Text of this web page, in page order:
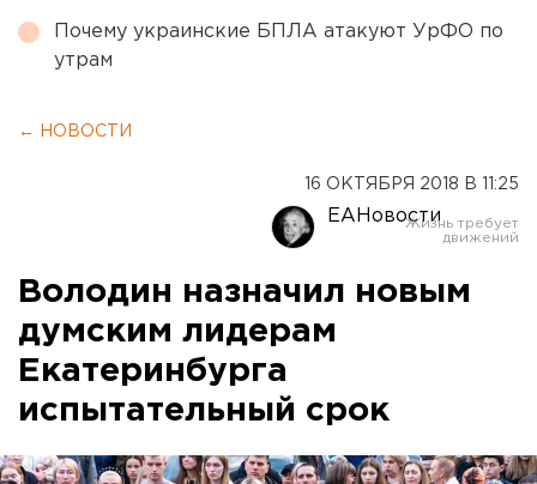
Почему украинские БПЛА атакуют УрФО по
утрам
← НОВОСТИ
16 ОКТЯБРЯ 2018 В 11:25
ЕАНовости
Володин назначил новым
думским лидерам
Екатеринбурга
испытательный срок